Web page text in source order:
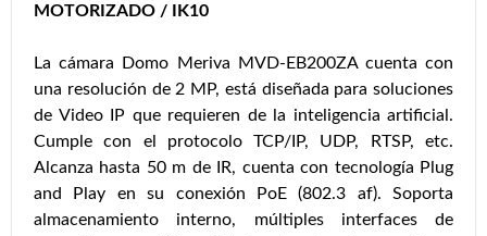
MOTORIZADO / IK10
La cámara Domo Meriva MVD-EB200ZA cuenta con
una resolución de 2 MP, está diseñada para soluciones
de Video IP que requieren de la inteligencia artificial.
Cumple con el protocolo TCP/IP, UDP, RTSP, etc.
Alcanza hasta 50 m de IR, cuenta con tecnología Plug
and Play en su conexión PoE (802.3 af). Soporta
almacenamiento interno, múltiples interfaces de